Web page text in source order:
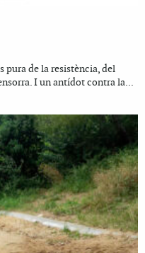
pura de la resistència, del
I un antídot contra la...